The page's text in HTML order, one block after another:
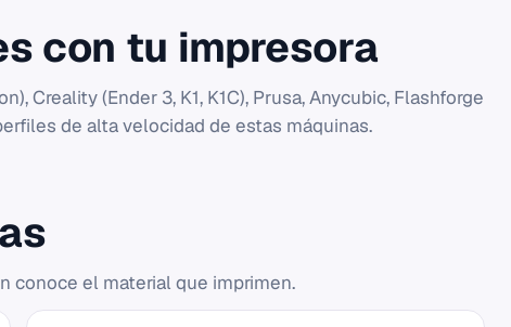
con tu impresora
Creality (Ender 3, K1, K1C), Prusa, Anycubic, Flashforge
de alta velocidad de estas máquinas.
conoce el material que imprimen.